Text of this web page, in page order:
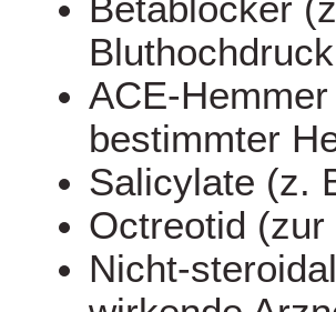
Betablocker
ACE-
bestimmter
Salicylate (z.
Octreotid
Nicht-